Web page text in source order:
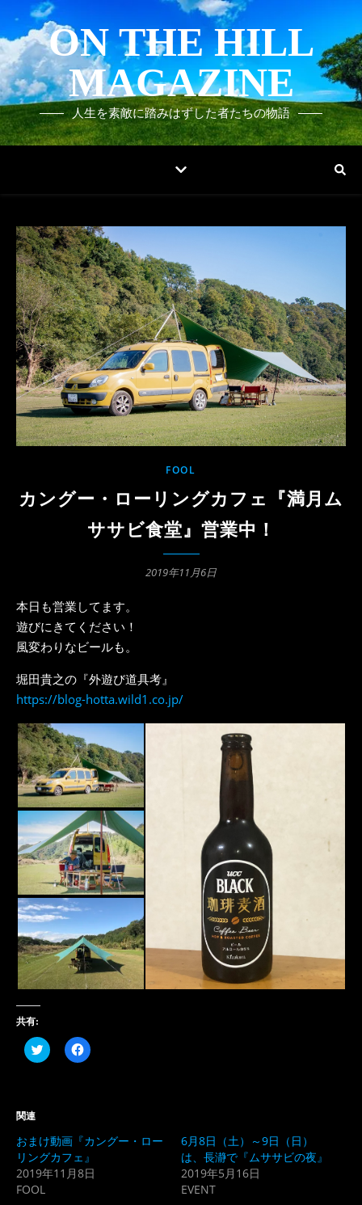
ON THE HILL
MAGAZINE
人生を素敵に踏みはずした者たちの物語
FOOL
カングー・ローリングカフェ『満月ム
ササビ食堂』営業中！
2019年11月6日
本日も営業してます。
遊びにきてください！
風変わりなビールも。
堀田貴之の『外遊び道具考』
https://blog-hotta.wild1.co.jp/
共有:
ク
リ
有
(新
し
い
ウ
ィ
Facebook
で
リ
ク
し
て
関連
おまけ動画『カングー・ロー
リングカフェ』
2019年11月8日
FOOL
6月8日（土）～9日（日）
は、長瀞で『ムササビの夜』
2019年5月16日
EVENT